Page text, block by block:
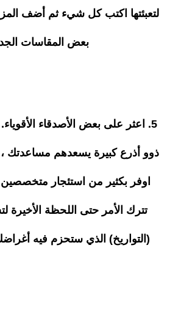
لتعبئتها اكتب كل شيء ثم أضف
بعض المقاسات
5. اعثر على بعض الأصدقاء
ذوو أذرع كبيرة يسعدهم مساعدتك
اوفر بكثير من استئجار
تترك الأمر حتى اللحظة الأخيرة
(التواريخ) الذي ستحزم فيه